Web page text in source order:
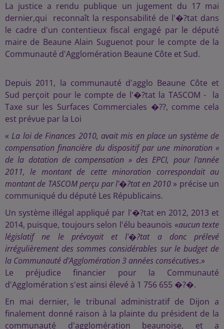
La justice a rendu publique un jugement du 17 mai
dernier,qui reconnaît la responsabilité de l'�?tat dans
le cadre d'un contentieux fiscal engagé par le député
maire de Beaune Alain Suguenot pour le compte de la
Communauté d'Agglomération Beaune Côte et Sud.
Depuis 2011, la communauté d'agglo Beaune Côte et
Sud perçoit pour le compte de l'�?tat la TASCOM - la
Taxe sur les Surfaces Commerciales �??, comme cela
est prévue par la Loi
«La loi de Finances 2010, avait mis en place un système de
compensation financière du dispositif par une minoration «
de la dotation de compensation » des EPCI, pour l'année
2011, le montant de cette minoration correspondait au
montant de TASCOM perçu par l'�?tat en 2010» précise un
communiqué du député Les Républicains.
Un système illégal appliqué par l'�?tat en 2012, 2013 et
2014, puisque, toujours selon l'élu beaunois «aucun texte
législatif ne le prévoyait et l'�?tat a donc prélevé
irrégulièrement des sommes considérables sur le budget de
la Communauté d'Agglomération 3 années consécutives.»
Le préjudice financier pour la Communauté
d'Agglomération s'est ainsi élevé à 1 756 655 �?�.
En mai dernier, le tribunal administratif de Dijon a
finalement donné raison à la plainte du président de la
communauté d'agglomération beaunoise, et a